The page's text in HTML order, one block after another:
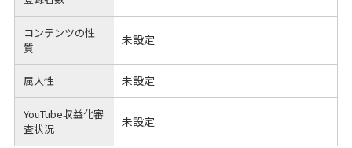
コンテンツの性
質
未設定
属人性 未設定
YouTube収益化審
査状況
未設定